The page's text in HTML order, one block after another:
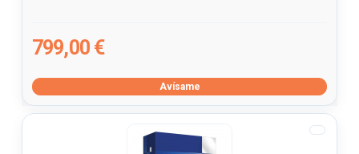
799,00 €
Avísame